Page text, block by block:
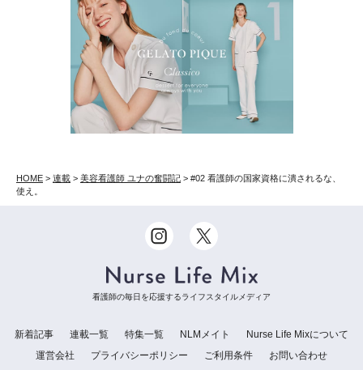
HOME > 連載 > 美容看護師 ユナの奮闘記 > #02 看護師の国家資格に潰されるな、
使え。
看護師の毎日を応援するライフスタイルメディア
新着記事 連載一覧 特集一覧 NLMメイト
Nurse Life Mixについて
運営会社
プライバシーポリシー ご利用条件 お問い合わせ